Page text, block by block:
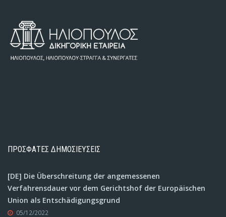
ΠΡΟΣΦΑΤΕΣ ΔΗΜΟΣΙΕΥΣΕΙΣ
[DE] Die Überschreitung der angemessenen
Verfahrensdauer vor dem Gerichtshof der Europäischen
Union als Entschädigungsgrund
05/12/2022